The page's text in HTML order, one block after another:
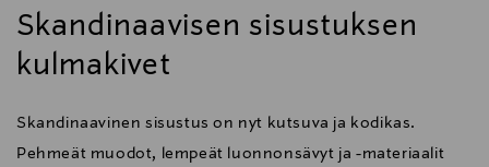
Skandinaavisen sisustuksen
kulmakivet
Skandinaavinen sisustus on nyt kutsuva ja kodikas.
Pehmeät muodot, lempeät luonnonsävyt ja -materiaalit